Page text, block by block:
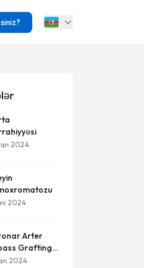
2024
2024
Arter
Grafting
2024